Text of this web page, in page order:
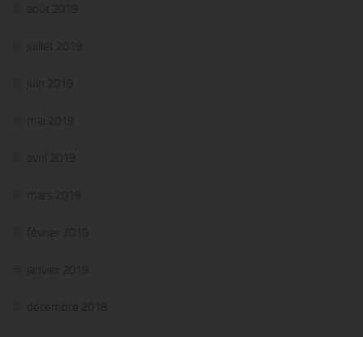
août 2019
juillet 2019
juin 2019
mai 2019
avril 2019
mars 2019
février 2019
janvier 2019
décembre 2018